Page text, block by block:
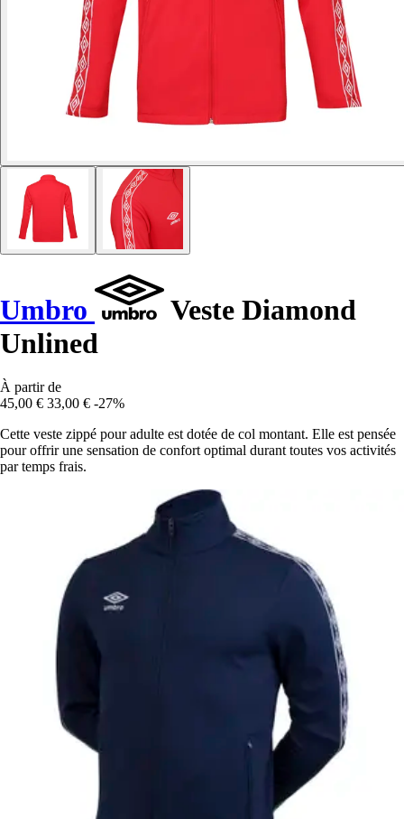
Umbro
Veste Diamond
Unlined
À partir de
45,00 € 33,00 € -27%
Cette veste zippé pour adulte est dotée de col montant. Elle est pensée
pour offrir une sensation de confort optimal durant toutes vos activités
par temps frais.